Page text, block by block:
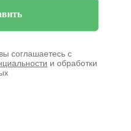
соглашаетесь с
и обработки